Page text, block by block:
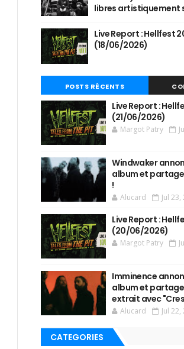
libres artistiquement
Live Report : Hellfest
(18/06/2026)
POSTS RÉCENTS
Live Report :
(21/06/2026)
Margot Patry
Windwaker
album et
!
Alucard Jul
Live Report :
(20/06/2026)
Margot Patry
Imminence
album et
extrait avec
Alucard Jul
CATEGORIES